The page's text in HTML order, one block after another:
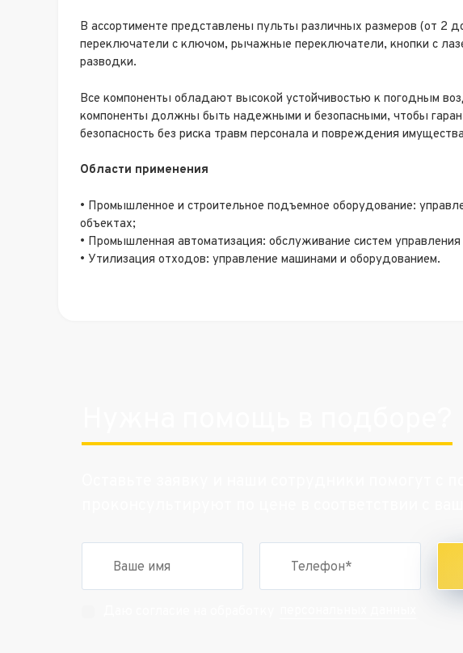
В ассортименте представлены пульты различных размеров (от 2
переключатели с ключом, рычажные переключатели, кнопки с
разводки.
Все компоненты обладают высокой устойчивостью к погодным
компоненты должны быть надежными и безопасными, чтобы
безопасность без риска травм персонала и повреждения
Области применения
• Промышленное и строительное подъемное оборудование:
объектах;
• Промышленная автоматизация: обслуживание систем
• Утилизация отходов: управление машинами и оборудованием.